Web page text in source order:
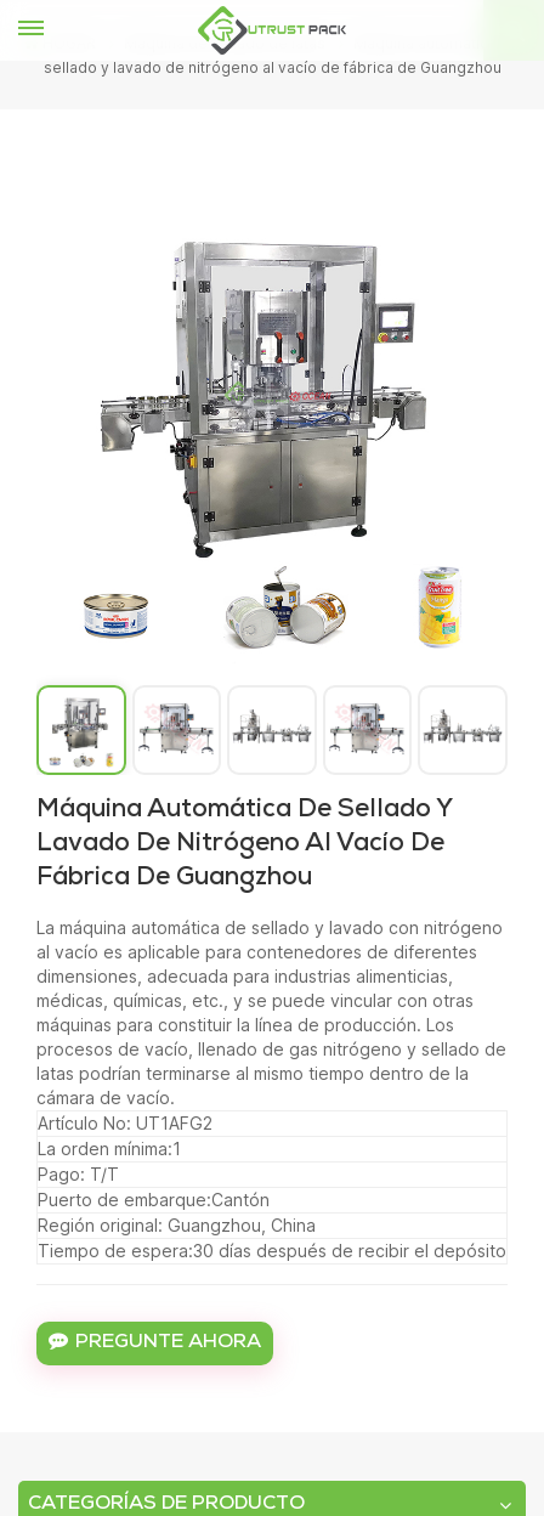
Máquina de sellado de latas
sellado y lavado de nitrógeno al vacío de fábrica de Guangzhou
Máquina Automática De Sellado Y
Lavado De Nitrógeno Al Vacío De
Fábrica De Guangzhou
La máquina automática de sellado y lavado con nitrógeno
al vacío es aplicable para contenedores de diferentes
dimensiones, adecuada para industrias alimenticias,
médicas, químicas, etc., y se puede vincular con otras
máquinas para constituir la línea de producción. Los
procesos de vacío, llenado de gas nitrógeno y sellado de
latas podrían terminarse al mismo tiempo dentro de la
cámara de vacío.
Artículo No: UT1AFG2
La orden mínima:1
Pago: T/T
Puerto de embarque:Cantón
Región original: Guangzhou, China
Tiempo de espera:30 días después de recibir el depósito
PREGUNTE AHORA
CATEGORÍAS DE PRODUCTO